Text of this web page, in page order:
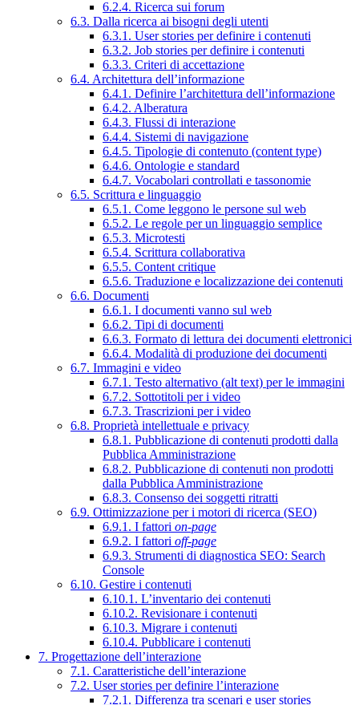
6.2.4. Ricerca sui forum
6.3. Dalla ricerca ai bisogni degli utenti
6.3.1. User stories per definire i contenuti
6.3.2. Job stories per definire i contenuti
6.3.3. Criteri di accettazione
6.4. Architettura dell’informazione
6.4.1. Definire l’architettura dell’informazione
6.4.2. Alberatura
6.4.3. Flussi di interazione
6.4.4. Sistemi di navigazione
6.4.5. Tipologie di contenuto (content type)
6.4.6. Ontologie e standard
6.4.7. Vocabolari controllati e tassonomie
6.5. Scrittura e linguaggio
6.5.1. Come leggono le persone sul web
6.5.2. Le regole per un linguaggio semplice
6.5.3. Microtesti
6.5.4. Scrittura collaborativa
6.5.5. Content critique
6.5.6. Traduzione e localizzazione dei contenuti
6.6. Documenti
6.6.1. I documenti vanno sul web
6.6.2. Tipi di documenti
6.6.3. Formato di lettura dei documenti elettronici
6.6.4. Modalità di produzione dei documenti
6.7. Immagini e video
6.7.1. Testo alternativo (alt text) per le immagini
6.7.2. Sottotitoli per i video
6.7.3. Trascrizioni per i video
6.8. Proprietà intellettuale e privacy
6.8.1. Pubblicazione di contenuti prodotti dalla
Pubblica Amministrazione
6.8.2. Pubblicazione di contenuti non prodotti
dalla Pubblica Amministrazione
6.8.3. Consenso dei soggetti ritratti
6.9. Ottimizzazione per i motori di ricerca (SEO)
6.9.1. I fattori on-page
6.9.2. I fattori off-page
6.9.3. Strumenti di diagnostica SEO: Search
Console
6.10. Gestire i contenuti
6.10.1. L’inventario dei contenuti
6.10.2. Revisionare i contenuti
6.10.3. Migrare i contenuti
6.10.4. Pubblicare i contenuti
7. Progettazione dell’interazione
7.1. Caratteristiche dell’interazione
7.2. User stories per definire l’interazione
7.2.1. Differenza tra scenari e user stories